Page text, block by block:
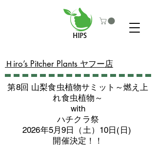
​Ｈiro’s Pitcher Plants ヤフー店
第8回 山梨食虫植物サミット～燃え上
れ食虫植物～
with
​ハチクラ祭
2026年5月9日（土）10日(日)
​開催決定！！